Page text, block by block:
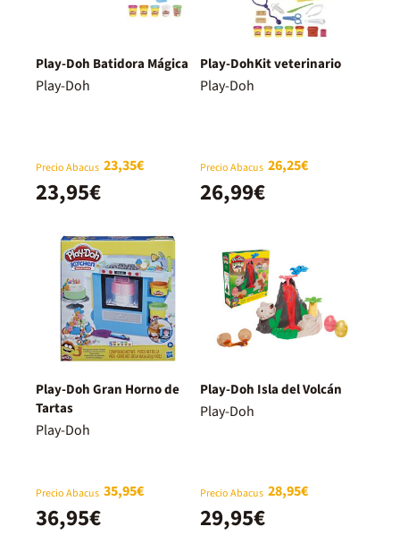
Play-Doh Batidora Mágica
Play-Doh
Precio Abacus 23,35€
23,95€
Play-DohKit veterinario
Play-Doh
Precio Abacus 26,25€
26,99€
Play-Doh Gran Horno de
Tartas
Play-Doh
Precio Abacus 35,95€
36,95€
Play-Doh Isla del Volcán
Play-Doh
Precio Abacus 28,95€
29,95€